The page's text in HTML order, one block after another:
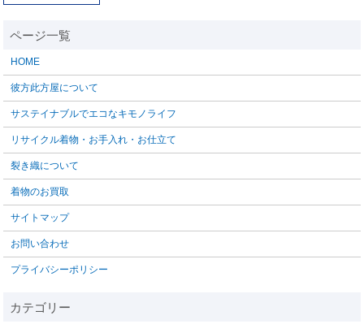
HOME
彼方此方屋について
サステイナブルでエコなキモノライフ
リサイクル着物・お手入れ・お仕立て
裂き織について
着物のお買取
サイトマップ
お問い合わせ
プライバシーポリシー